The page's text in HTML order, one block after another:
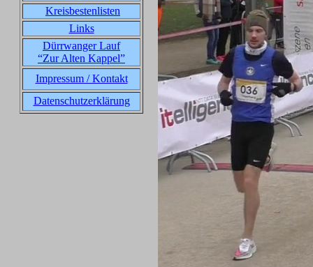
Kreisbestenlisten
Links
Dürrwanger Lauf
“Zur Alten Kappel”
Impressum / Kontakt
Datenschutzerklärung